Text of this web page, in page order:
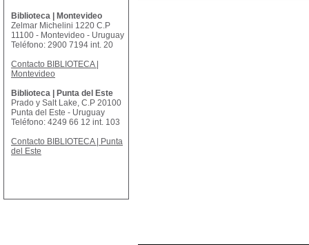
Biblioteca | Montevideo
Zelmar Michelini 1220 C.P
11100 - Montevideo - Uruguay
Teléfono: 2900 7194 int. 20
Contacto BIBLIOTECA |
Montevideo
Biblioteca | Punta del Este
Prado y Salt Lake, C.P 20100
Punta del Este - Uruguay
Teléfono: 4249 66 12 int. 103
Contacto BIBLIOTECA | Punta
del Este